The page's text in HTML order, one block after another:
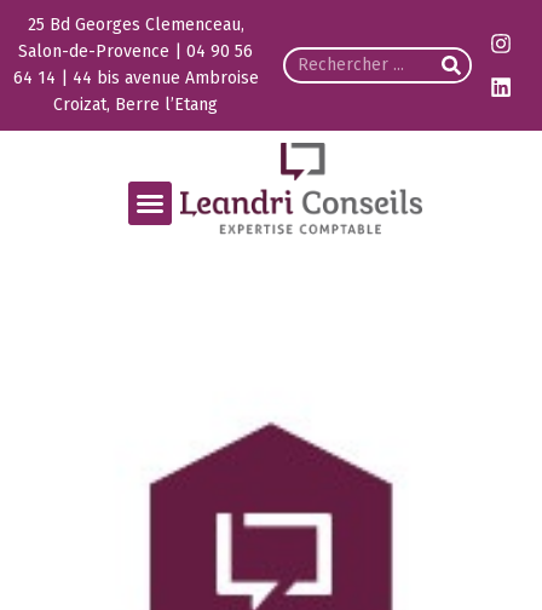
25 Bd Georges Clemenceau,
Salon-de-Provence | 04 90 56
64 14 | 44 bis avenue Ambroise
Croizat, Berre l’Etang